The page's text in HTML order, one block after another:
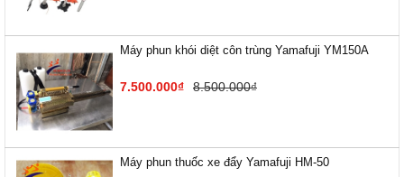
Máy phun khói diệt côn trùng Yamafuji YM150A
7.500.000₫ 8.500.000₫
Máy phun thuốc xe đẩy Yamafuji HM-50